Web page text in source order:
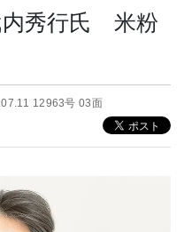
内秀行氏 米粉
12963号 03面